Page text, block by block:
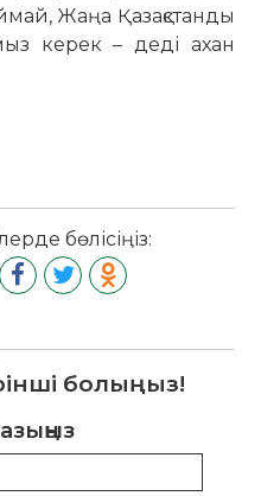
Жаңа Қазақстанды
керек – деді ахан
бөлісіңіз:
болыңыз!